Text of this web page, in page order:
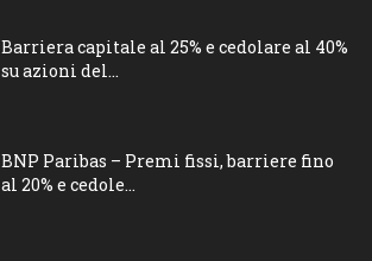
Barriera capitale al 25% e cedolare al 40%
su azioni del...
BNP Paribas – Premi fissi, barriere fino
al 20% e cedole...